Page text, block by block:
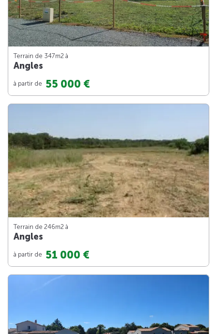
Terrain de 347m2 à
Angles
à partir de 55 000 €
Terrain de 246m2 à
Angles
à partir de 51 000 €